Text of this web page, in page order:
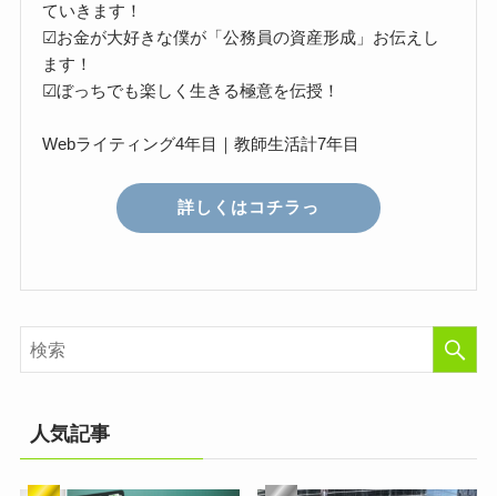
ていきます！
☑お金が大好きな僕が「公務員の資産形成」お伝えし
ます！
☑ぼっちでも楽しく生きる極意を伝授！
Webライティング4年目｜教師生活計7年目
詳しくはコチラっ
人気記事